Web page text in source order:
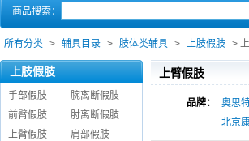
商品搜索：
所有分类 > 辅具目录 > 肢体类辅具 > 上肢假肢 >
上肢假肢
手部假肢
腕离断假肢
前臂假肢
肘离断假肢
上臂假肢
肩部假肢
上臂假肢
品牌： 奥思
北京